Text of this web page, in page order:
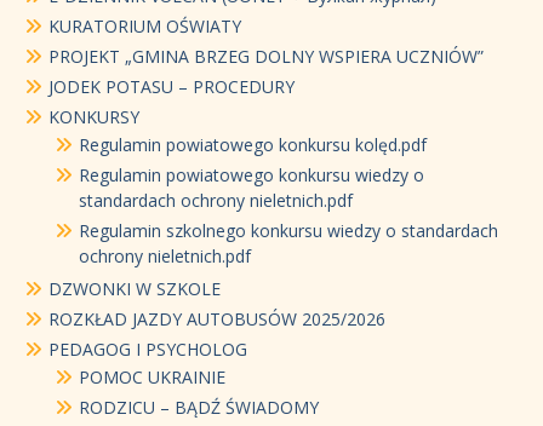
KURATORIUM OŚWIATY
PROJEKT „GMINA BRZEG DOLNY WSPIERA UCZNIÓW”
JODEK POTASU – PROCEDURY
KONKURSY
Regulamin powiatowego konkursu kolęd.pdf
Regulamin powiatowego konkursu wiedzy o
standardach ochrony nieletnich.pdf
Regulamin szkolnego konkursu wiedzy o standardach
ochrony nieletnich.pdf
DZWONKI W SZKOLE
ROZKŁAD JAZDY AUTOBUSÓW 2025/2026
PEDAGOG I PSYCHOLOG
POMOC UKRAINIE
RODZICU – BĄDŹ ŚWIADOMY